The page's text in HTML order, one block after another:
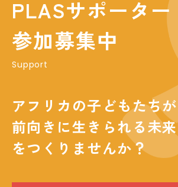
PLASサポーター
参加募集中
Support
アフリカの子どもたちが
前向きに生きられる未来
をつくりませんか？